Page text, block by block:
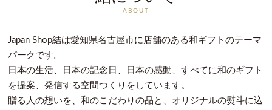
ABOUT
Japan Shop結は愛知県名古屋市に店舗のある和ギフトのテーマ
パークです。
日本の生活、日本の記念日、日本の感動、すべてに和のギフト
を提案、発信する空間つくりをしています。
贈る人の想いを、和のこだわりの品と、オリジナルの熨斗に込